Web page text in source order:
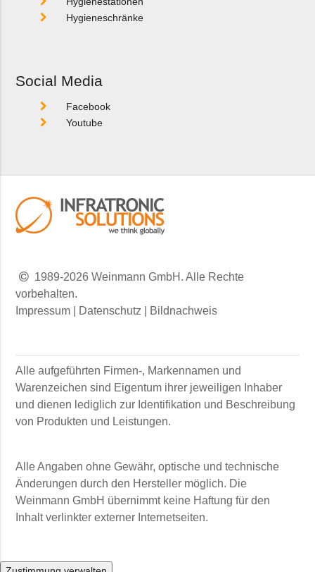
Hygieneschränke
Social Media
Facebook
Youtube
1989-2026 Weinmann GmbH. Alle Rechte
vorbehalten.
Impressum
Datenschutz Bildnachweis
Alle aufgeführten Firmen-, Markennamen und
Warenzeichen sind Eigentum ihrer jeweiligen Inhaber
und dienen lediglich zur Identifikation und Beschreibung
von Produkten und Leistungen.
Alle Angaben ohne Gewähr, optische und technische
Änderungen durch den Hersteller möglich. Die
Weinmann GmbH übernimmt keine Haftung für den
Inhalt verlinkter externer Internetseiten.